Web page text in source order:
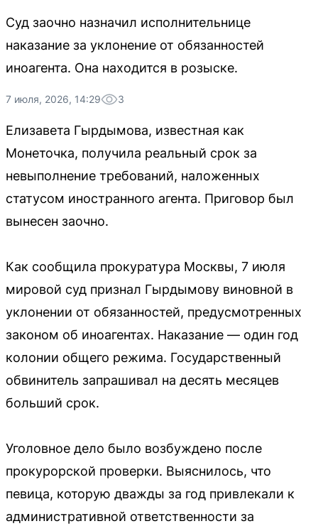
Суд заочно назначил исполнительнице
наказание за уклонение от обязанностей
иноагента. Она находится в розыске.
7 июля, 2026, 14:29 3
Елизавета Гырдымова, известная как
Монеточка, получила реальный срок за
невыполнение требований, наложенных
статусом иностранного агента. Приговор был
вынесен заочно.
Как сообщила прокуратура Москвы, 7 июля
мировой суд признал Гырдымову виновной в
уклонении от обязанностей, предусмотренных
законом об иноагентах. Наказание — один год
колонии общего режима. Государственный
обвинитель запрашивал на десять месяцев
больший срок.
Уголовное дело было возбуждено после
прокурорской проверки. Выяснилось, что
певица, которую дважды за год привлекали к
административной ответственности за